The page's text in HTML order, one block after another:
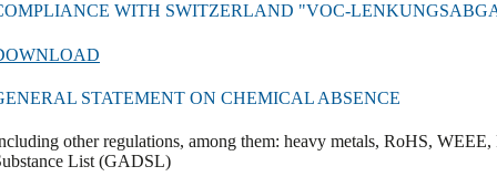
WITH SWITZERLAND "VOC-
STATEMENT ON CHEMICAL ABSENCE
other regulations, among them: heavy metals, RoHS,
List (GADSL)